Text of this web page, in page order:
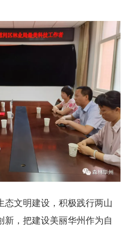
态文明建设，积极践行两山
新，把建设美丽华州作为自